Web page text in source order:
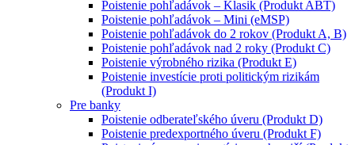
Poistenie pohľadávok – Klasik (Produkt ABT)
Poistenie pohľadávok – Mini (eMSP)
Poistenie pohľadávok do 2 rokov (Produkt A, B)
Poistenie pohľadávok nad 2 roky (Produkt C)
Poistenie výrobného rizika (Produkt E)
Poistenie investície proti politickým rizikám
(Produkt I)
Pre banky
Poistenie odberateľského úveru (Produkt D)
Poistenie predexportného úveru (Produkt F)